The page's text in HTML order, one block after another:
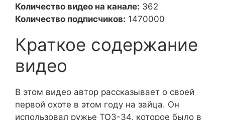
Количество видео на канале: 362
Количество подписчиков: 1470000
Краткое содержание
видео
В этом видео автор рассказывает о своей
первой охоте в этом году на зайца. Он
использовал ружье ТОЗ-34, которое было в